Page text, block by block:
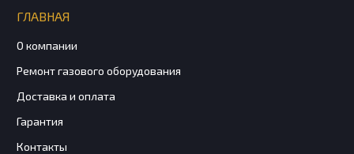
ГЛАВНАЯ
О компании
Ремонт газового оборудования
Доставка и оплата
Гарантия
Контакты